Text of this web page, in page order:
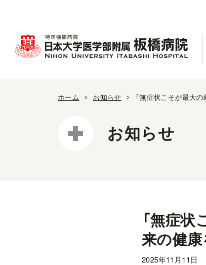
ホーム お知らせ 「無症状こそが最大
お知らせ
「無症
来の健康
2025年11月11日